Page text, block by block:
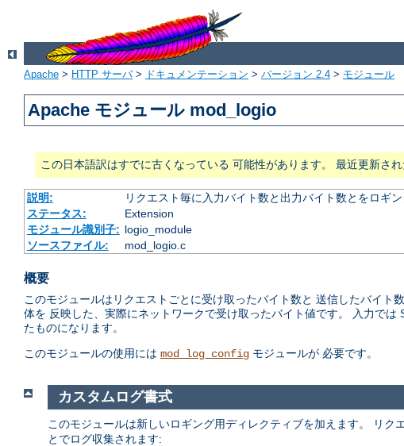
Apache > HTTP サーバ> ドキュメンテーション > バージョン 2.4 > モジュール
Apache モジュール mod_logio
この日本語訳はすでに古くなっている 可能性があります。 最近更新さ
説明:
リクエスト毎に入力バイト数と出力バイト数とをロギ
ステータス:
Extension
モジュール識別子: logio_module
ソースファイル:
mod_logio.c
概要
このモジュールはリクエストごとに受け取ったバイト数と 送信したバイ
体を 反映した、実際にネットワークで受け取ったバイト値です。 入力で
たものになります。
このモジュールの使用には mod_log_config モジュールが 必要です。
カスタムログ書式
このモジュールは新しいロギング用ディレクティブを加えます。 リ
とでログ収集されます: